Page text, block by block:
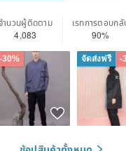
ำนวนผู้ติดตาม
4,083
เรทการตอบกลั
90%
-30% จัดส่งฟรี -